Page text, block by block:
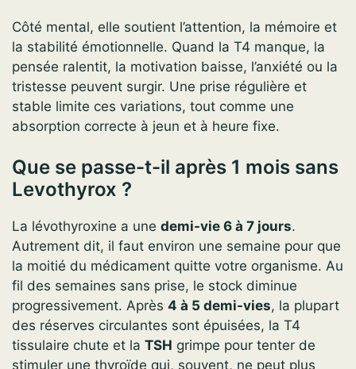
Côté mental, elle soutient l’attention, la mémoire et
la stabilité émotionnelle. Quand la T4 manque, la
pensée ralentit, la motivation baisse, l’anxiété ou la
tristesse peuvent surgir. Une prise régulière et
stable limite ces variations, tout comme une
absorption correcte à jeun et à heure fixe.
Que se passe-t-il après 1 mois sans
Levothyrox ?
La lévothyroxine a une demi-vie 6 à 7 jours.
Autrement dit, il faut environ une semaine pour que
la moitié du médicament quitte votre organisme. Au
fil des semaines sans prise, le stock diminue
progressivement. Après 4 à 5 demi-vies, la plupart
des réserves circulantes sont épuisées, la T4
tissulaire chute et la TSH grimpe pour tenter de
stimuler une thyroïde qui, souvent, ne peut plus